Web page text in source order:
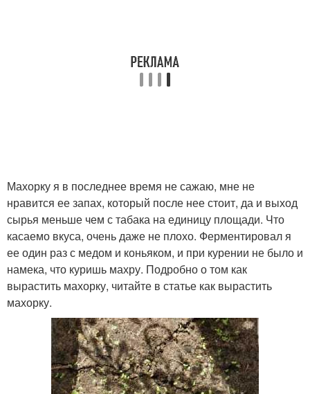
Махорку я в последнее время не сажаю, мне не
нравится ее запах, который после нее стоит, да и выход
сырья меньше чем с табака на единицу площади. Что
касаемо вкуса, очень даже не плохо. Ферментировал я
ее один раз с медом и коньяком, и при курении не было и
намека, что куришь махру. Подробно о том как
вырастить махорку, читайте в статье как вырастить
махорку.